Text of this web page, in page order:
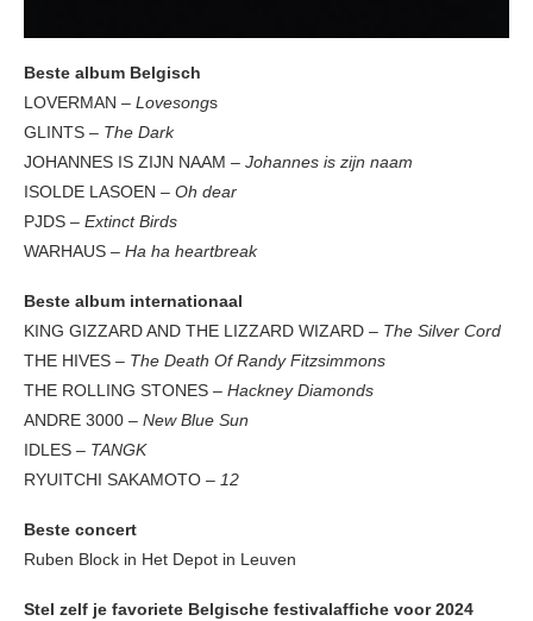
Beste album Belgisch
LOVERMAN – Lovesongs
GLINTS – The Dark
JOHANNES IS ZIJN NAAM – Johannes is zijn naam
ISOLDE LASOEN – Oh dear
PJDS – Extinct Birds
WARHAUS – Ha ha heartbreak
Beste album internationaal
KING GIZZARD AND THE LIZZARD WIZARD – The Silver Cord
THE HIVES – The Death Of Randy Fitzsimmons
THE ROLLING STONES – Hackney Diamonds
ANDRE 3000 – New Blue Sun
IDLES – TANGK
RYUITCHI SAKAMOTO – 12
Beste concert
Ruben Block in Het Depot in Leuven
Stel zelf je favoriete Belgische festivalaffiche voor 2024